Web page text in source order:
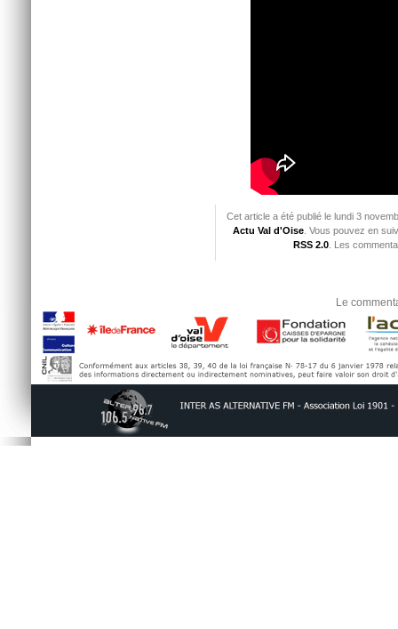
Cet article a été publié le lundi 3
Actu Val d'Oise . Vous pouvez en
RSS 2.0. Les
Le